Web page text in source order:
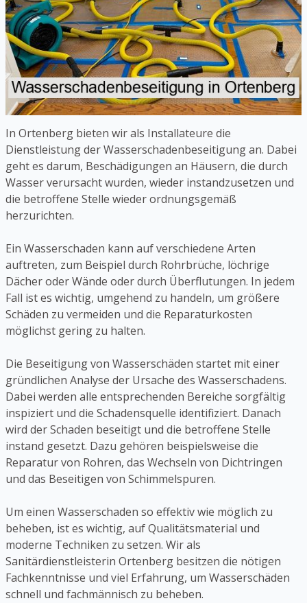
In Ortenberg bieten wir als Installateure die
Dienstleistung der Wasserschadenbeseitigung an. Dabei
geht es darum, Beschädigungen an Häusern, die durch
Wasser verursacht wurden, wieder instandzusetzen und
die betroffene Stelle wieder ordnungsgemäß
herzurichten.
Ein Wasserschaden kann auf verschiedene Arten
auftreten, zum Beispiel durch Rohrbrüche, löchrige
Dächer oder Wände oder durch Überflutungen. In jedem
Fall ist es wichtig, umgehend zu handeln, um größere
Schäden zu vermeiden und die Reparaturkosten
möglichst gering zu halten.
Die Beseitigung von Wasserschäden startet mit einer
gründlichen Analyse der Ursache des Wasserschadens.
Dabei werden alle entsprechenden Bereiche sorgfältig
inspiziert und die Schadensquelle identifiziert. Danach
wird der Schaden beseitigt und die betroffene Stelle
instand gesetzt. Dazu gehören beispielsweise die
Reparatur von Rohren, das Wechseln von Dichtringen
und das Beseitigen von Schimmelspuren.
Um einen Wasserschaden so effektiv wie möglich zu
beheben, ist es wichtig, auf Qualitätsmaterial und
moderne Techniken zu setzen. Wir als
Sanitärdienstleisterin Ortenberg besitzen die nötigen
Fachkenntnisse und viel Erfahrung, um Wasserschäden
schnell und fachmännisch zu beheben.